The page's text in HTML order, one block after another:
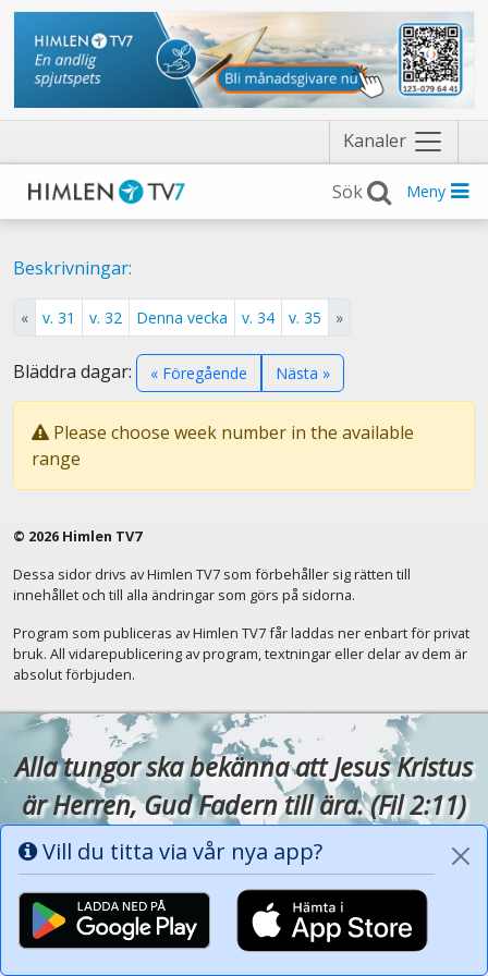
Kanaler Näytä
valikko
Meny
Beskrivningar:
« v. 31 v. 32 Denna vecka v. 34 v. 35 »
Bläddra dagar: « Föregående Nästa »
Please choose week number in the available
range
Vill du titta via vår nya app?
© 2026 Himlen TV7
Dessa sidor drivs av Himlen TV7 som förbehåller sig rätten till
innehållet och till alla ändringar som görs på sidorna.
Program som publiceras av Himlen TV7 får laddas ner enbart för privat
bruk. All vidarepublicering av program, textningar eller delar av dem är
absolut förbjuden.
Alla tungor ska bekänna att Jesus Kristus
är Herren, Gud Fadern till ära. (Fil 2:11)